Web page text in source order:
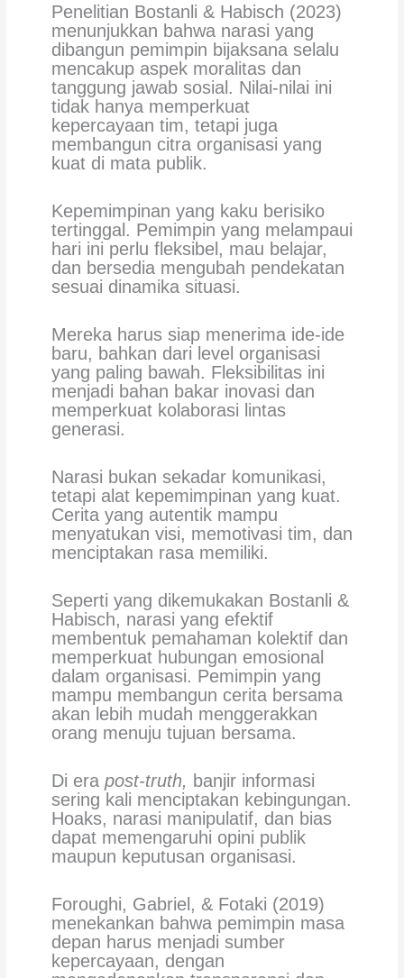
Penelitian Bostanli & Habisch (2023)
menunjukkan bahwa narasi yang
dibangun pemimpin bijaksana selalu
mencakup aspek moralitas dan
tanggung jawab sosial. Nilai-nilai ini
tidak hanya memperkuat
kepercayaan tim, tetapi juga
membangun citra organisasi yang
kuat di mata publik.
Kepemimpinan yang kaku berisiko
tertinggal. Pemimpin yang melampaui
hari ini perlu fleksibel, mau belajar,
dan bersedia mengubah pendekatan
sesuai dinamika situasi.
Mereka harus siap menerima ide-ide
baru, bahkan dari level organisasi
yang paling bawah. Fleksibilitas ini
menjadi bahan bakar inovasi dan
memperkuat kolaborasi lintas
generasi.
Narasi bukan sekadar komunikasi,
tetapi alat kepemimpinan yang kuat.
Cerita yang autentik mampu
menyatukan visi, memotivasi tim, dan
menciptakan rasa memiliki.
Seperti yang dikemukakan Bostanli &
Habisch, narasi yang efektif
membentuk pemahaman kolektif dan
memperkuat hubungan emosional
dalam organisasi. Pemimpin yang
mampu membangun cerita bersama
akan lebih mudah menggerakkan
orang menuju tujuan bersama.
Di era post-truth, banjir informasi
sering kali menciptakan kebingungan.
Hoaks, narasi manipulatif, dan bias
dapat memengaruhi opini publik
maupun keputusan organisasi.
Foroughi, Gabriel, & Fotaki (2019)
menekankan bahwa pemimpin masa
depan harus menjadi sumber
kepercayaan, dengan